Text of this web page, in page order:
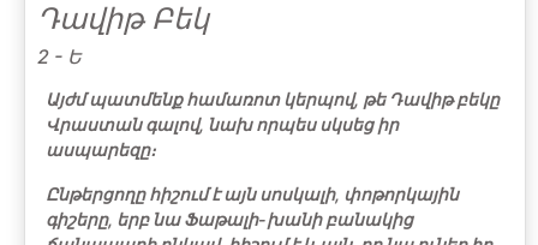
Դավիթ Բեկ
2 - Ե
Այժմ պատմենք համառոտ կերպով, թե Դավիթ բեկը
Վրաստան գալով, նախ որպես սկսեց իր
ասպարեզը։
Ընթերցողը հիշում է այն սոսկալի, փոթորկային
գիշերը, երբ նա Ֆաթալի-խանի բանակից